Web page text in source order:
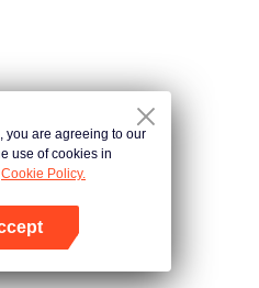
you are agreeing to our
use of cookies in
Cookie Policy.